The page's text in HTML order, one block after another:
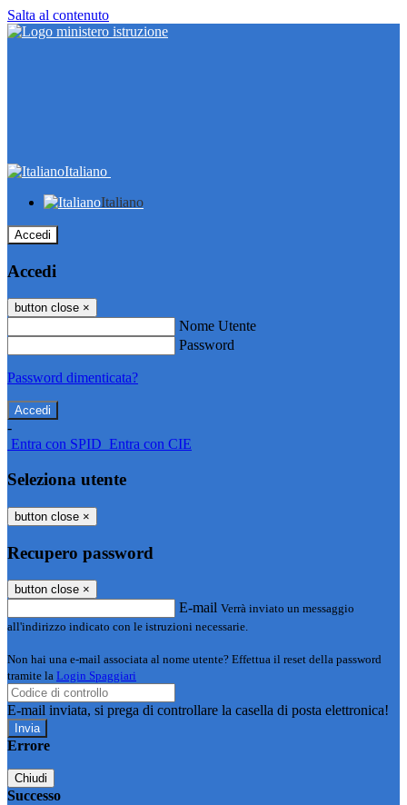
Salta al contenuto
Italiano
Italiano
Accedi
Accedi
button close ×
Nome Utente
Password
Password dimenticata?
-
Entra con SPID Entra con CIE
Seleziona utente
button close ×
Recupero password
button close ×
E-mail Verrà inviato un messaggio
all'indirizzo indicato con le istruzioni necessarie.
Non hai una e-mail associata al nome utente? Effettua il reset della password
tramite la Login Spaggiari
E-mail inviata, si prega di controllare la casella di posta elettronica!
Errore
Chiudi
Successo